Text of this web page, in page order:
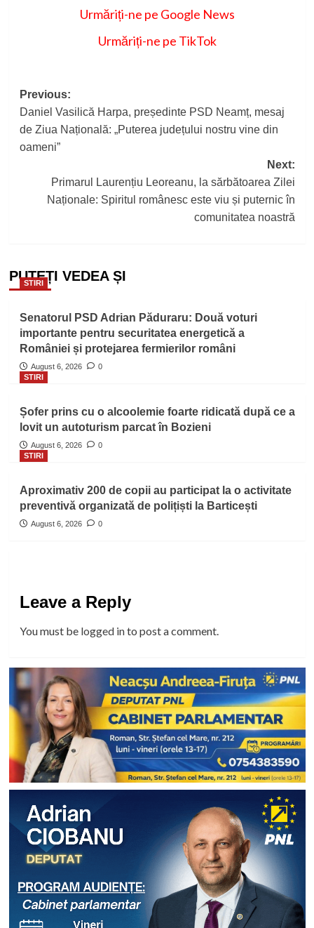
Urmăriți-ne pe Google News
Urmăriți-ne pe TikTok
Post
navigation
Previous:
Daniel Vasilică Harpa, președinte PSD Neamț, mesaj
de Ziua Națională: „Puterea județului nostru vine din
oameni”
Next:
Primarul Laurențiu Leoreanu, la sărbătoarea Zilei
Naționale: Spiritul românesc este viu și puternic în
comunitatea noastră
PUTEȚI VEDEA ȘI
STIRI
Senatorul PSD Adrian Păduraru: Două voturi
importante pentru securitatea energetică a
României și protejarea fermierilor români
August 6, 2026
0
STIRI
Șofer prins cu o alcoolemie foarte ridicată după ce a
lovit un autoturism parcat în Bozieni
August 6, 2026
0
STIRI
Aproximativ 200 de copii au participat la o activitate
preventivă organizată de polițiști la Barticești
August 6, 2026 0
Leave a Reply
You must be logged into post a comment.